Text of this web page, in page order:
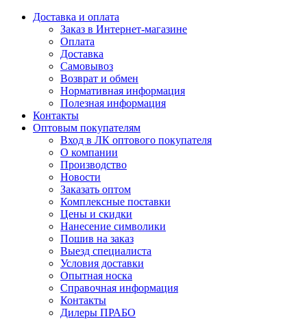
Доставка и оплата
Заказ в Интернет-магазине
Оплата
Доставка
Самовывоз
Возврат и обмен
Нормативная информация
Полезная информация
Контакты
Оптовым покупателям
Вход в ЛК оптового покупателя
О компании
Производство
Новости
Заказать оптом
Комплексные поставки
Цены и скидки
Нанесение символики
Пошив на заказ
Выезд специалиста
Условия доставки
Опытная носка
Справочная информация
Контакты
Дилеры ПРАБО